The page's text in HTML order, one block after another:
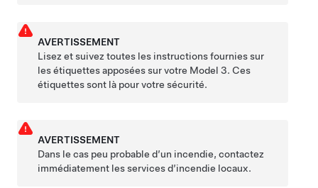
AVERTISSEMENT
Lisez et suivez toutes les instructions fournies sur
les étiquettes apposées sur votre Model 3. Ces
étiquettes sont là pour votre sécurité.
AVERTISSEMENT
Dans le cas peu probable d’un incendie, contactez
immédiatement les services d’incendie locaux.